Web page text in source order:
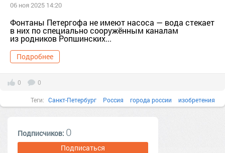
06 ноя 2025 14:20
Фонтаны Петергофа не имеют насоса — вода стекает
в них по специально сооружённым каналам
из родников Ропшинских...
Подробнее
0 0
Теги: Санкт-Петербург Россия города россии изобретения
Подписчиков: 0
Подписаться